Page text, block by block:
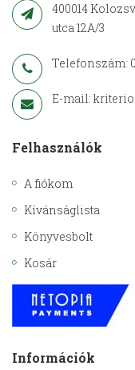
400014
utca 12A/3
Telefonszám:
E-mail:
Felhasználók
A fiókom
Kívánságlista
Könyvesbolt
Kosár
Információk